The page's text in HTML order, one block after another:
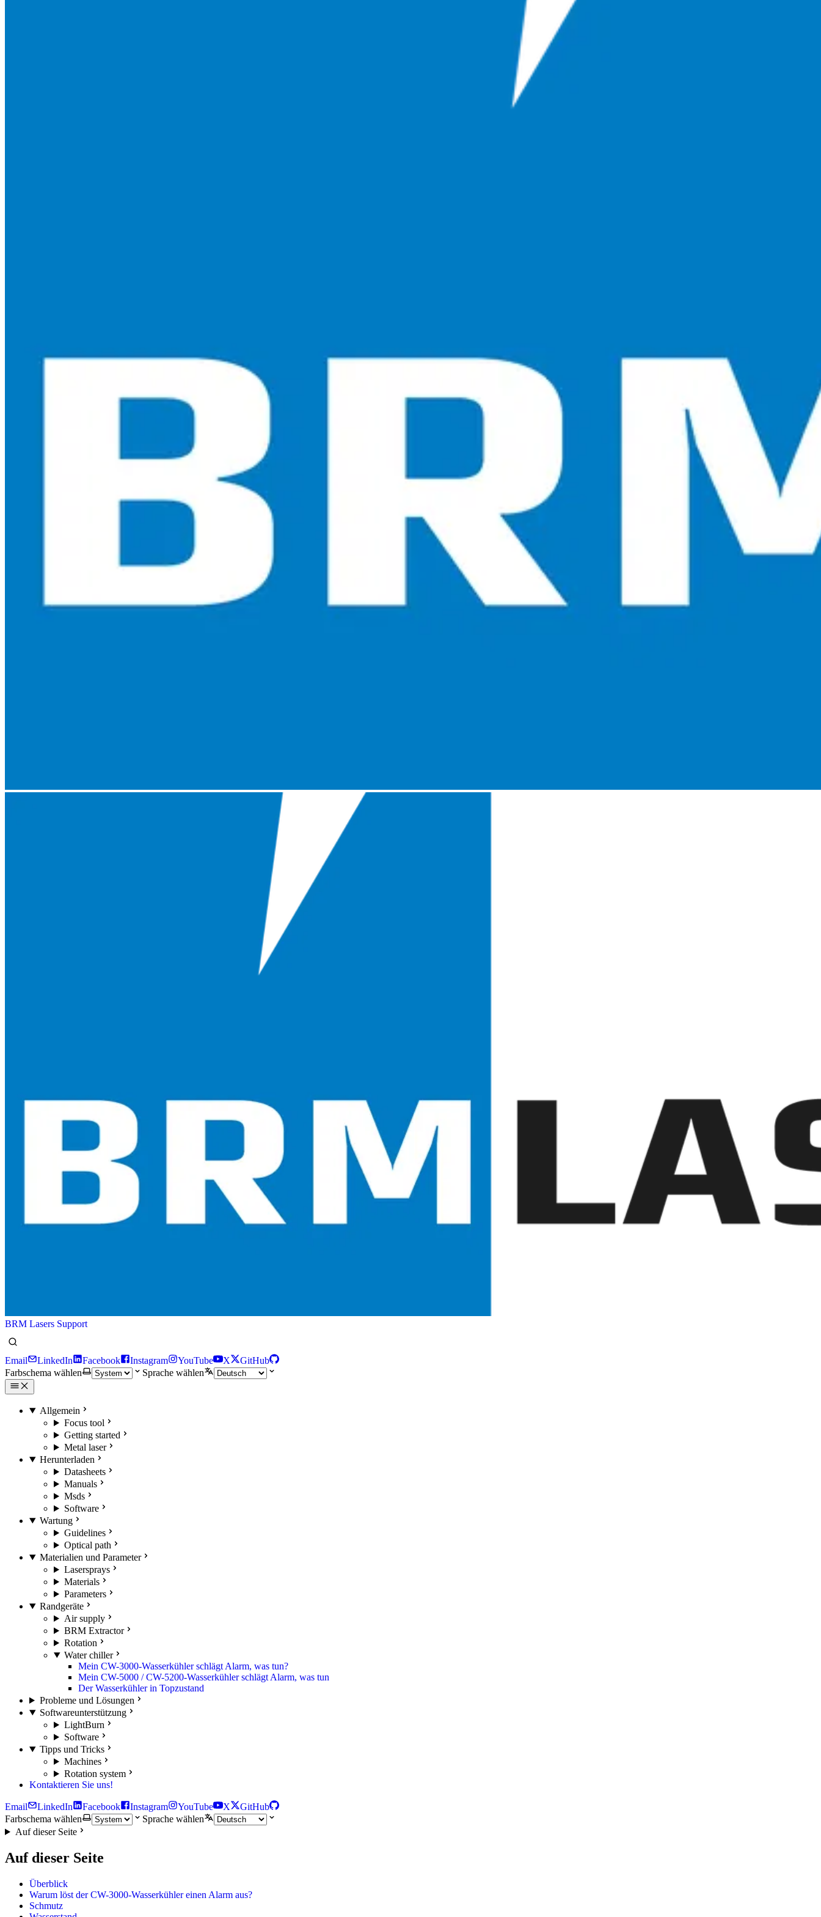
BRM Lasers Support
Email LinkedIn Facebook Instagram YouTube X
GitHub
Farbschema wählen
Sprache wählen
Allgemein
Focus tool
Getting started
Metal laser
Herunterladen
Datasheets
Manuals
Msds
Software
Wartung
Guidelines
Optical path
Materialien und Parameter
Lasersprays
Materials
Parameters
Randgeräte
Air supply
BRM Extractor
Rotation
Water chiller
Mein CW-3000-Wasserkühler schlägt Alarm, was tun?
Mein CW-5000 / CW-5200-Wasserkühler schlägt Alarm, was tun
Der Wasserkühler in Topzustand
Probleme und Lösungen
Softwareunterstützung
LightBurn
Software
Tipps und Tricks
Machines
Rotation system
Kontaktieren Sie uns!
Email LinkedIn Facebook Instagram YouTube X
GitHub
Farbschema wählen
Sprache wählen
Auf dieser Seite
Auf dieser Seite
Überblick
Warum löst der CW-3000-Wasserkühler einen Alarm aus?
Schmutz